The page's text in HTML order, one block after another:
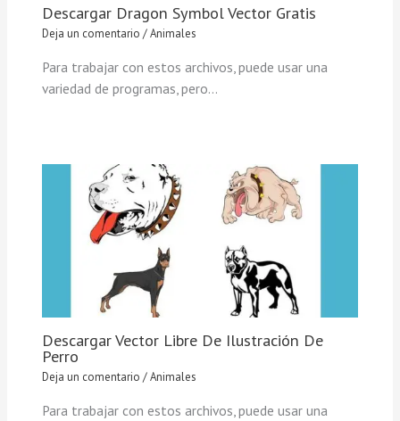
Descargar Dragon Symbol Vector Gratis
Deja un comentario /Animales
Para trabajar con estos archivos, puede usar una
variedad de programas, pero…
Descargar Vector Libre De Ilustración De
Perro
Deja un comentario /Animales
Para trabajar con estos archivos, puede usar una